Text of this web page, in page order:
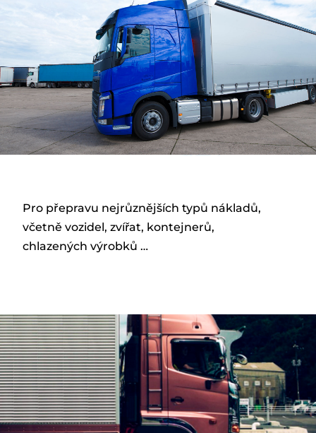
Pro přepravu nejrůznějších typů nákladů,
včetně vozidel, zvířat, kontejnerů,
chlazených výrobků …